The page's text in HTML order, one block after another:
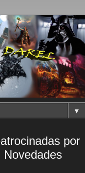
▼
por